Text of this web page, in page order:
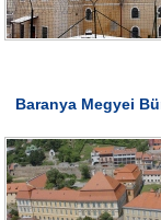
Baranya Megyei